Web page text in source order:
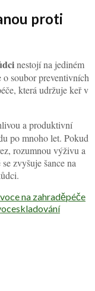
proti
nestojí na jediném
o soubor preventivních
která udržuje keř v
a produktivní
po mnoho let. Pokud
rozumnou výživu a
zvyšuje šance na
na zahraděpéče
skladování